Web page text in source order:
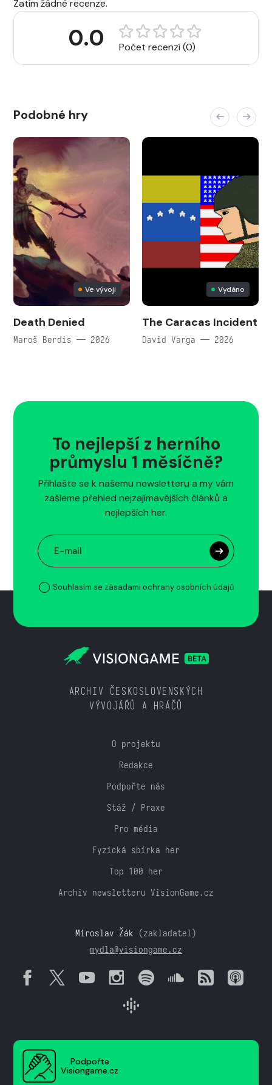
Zatím žádné recenze.
0.0 Počet recenzí (0)
Podobné hry
Ve vývoji
Death Denied
Maroš Berdis — 2026
Vydáno
The Caracas Incident
David Varga — 2026
To nejlepší z herního
průmyslu 1 měsíčně?
Přihlašte se k našemu newsletteru a my vám
zašleme přehled nejzajímavějších článků a
nejlepších her.
Souhlasím se zásadami ochrany osobních údajů
ARCHIV ČESKOSLOVENSKÝCH
VÝVOJÁŘŮ A HRÁČŮ
O projektu
Redakce
Podpořte nás
Stáž / Praxe
Pro média
Fyzická sbírka her
Top 100 her
Archiv newsletteru VisionGame.cz
Miroslav Žák (zakladatel)
mydla@visiongame.cz
Podpořte
Visiongame.cz